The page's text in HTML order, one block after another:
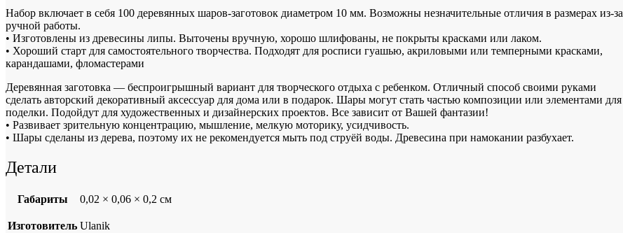
Набор включает в себя 100 деревянных шаров-заготовок диаметром 10 мм. Возможны незначительные отличия в размерах из-за
ручной работы.
• Изготовлены из древесины липы. Выточены вручную, хорошо шлифованы, не покрыты красками или лаком.
• Хороший старт для самостоятельного творчества. Подходят для росписи гуашью, акриловыми или темперными красками,
карандашами, фломастерами
Деревянная заготовка — беспроигрышный вариант для творческого отдыха с ребенком. Отличный способ своими руками
сделать авторский декоративный аксессуар для дома или в подарок. Шары могут стать частью композиции или элементами для
поделки. Подойдут для художественных и дизайнерских проектов. Все зависит от Вашей фантазии!
• Развивает зрительную концентрацию, мышление, мелкую моторику, усидчивость.
• Шары сделаны из дерева, поэтому их не рекомендуется мыть под струёй воды. Древесина при намокании разбухает.
Детали
Габариты 0,02 × 0,06 × 0,2 см
Изготовитель Ulanik